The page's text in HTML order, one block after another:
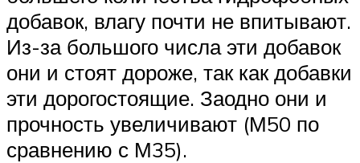
добавок, влагу почти не впитывают.
Из-за большого числа эти добавок
они и стоят дороже, так как добавки
эти дорогостоящие. Заодно они и
прочность увеличивают (М50 по
сравнению с М35).